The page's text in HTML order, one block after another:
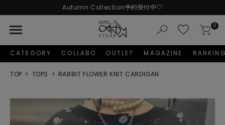
Autumn Collection予約受付中♡
LINE友だち追加 + ID連携で1,000円OFFクーポンプレゼント
新規会員登録で1,000円分のポイントプレゼント！
menu 0
CATEGORY COLLABO OUTLET MAGAZINE
TOP TOPS RABBIT FLOWER KNIT CARDIGAN